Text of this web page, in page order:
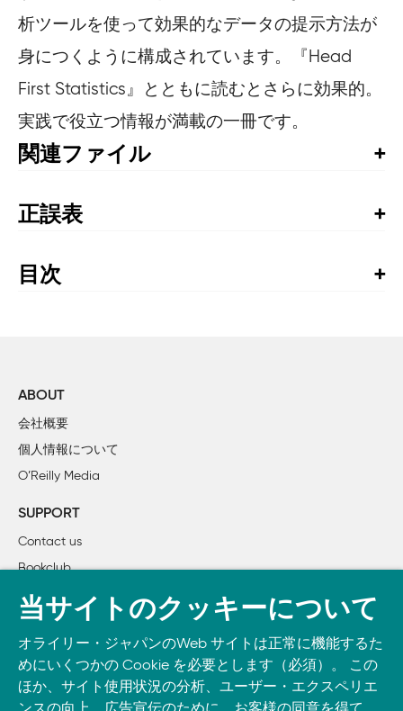
析ツールを使って効果的なデータの提示方法が
身につくように構成されています。『Head
First Statistics』とともに読むとさらに効果的。
実践で役立つ情報が満載の一冊です。
関連ファイル
正誤表
います。お手持ちの書籍では、すでに修正が施されてい
る場合がありますので、書籍最終ページの奥付でお手持
位置
p.44
エクササイズ
p.121
スプレッドシートの
てホームページの
スプレッドシートの平
（AVERAGE ）を使って
ホームページの
p.124
チャートの
左側
それぞれの点は観測
点を表します。
それぞれの点は観測値
を表します。
目次
    脳を思い通りにさせるためにできること
    初めに読んでね
    謝辞
1章　データ解析入門
    CEOはデータ解析を売上の増加に役立てたい
    データ解析とは証拠を入念に考察すること
    課題の定義
    クライアントは課題を定義するのを助けてくれる
    アクメ社の CEOからのフィードバック
    課題とデータを小さく分解する
    わかったことを再確認する
ABOUT
会社概要
個人情報について
O’Reilly Media
SUPPORT
Contact us
Bookclub
書籍注文
Take O’Reilly with you and learn anywhere, anytime on your
phone
and tablet.
当サイトのクッキーについて
オライリー・ジャパンのWeb サイトは正常に機能するた
めにいくつかの Cookie を必要とします（必須）。 この
ほか、サイト使用状況の分析、ユーザー・エクスペリエ